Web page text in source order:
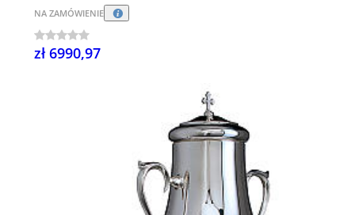
NA ZAMÓWIENIE
zł 6990,97